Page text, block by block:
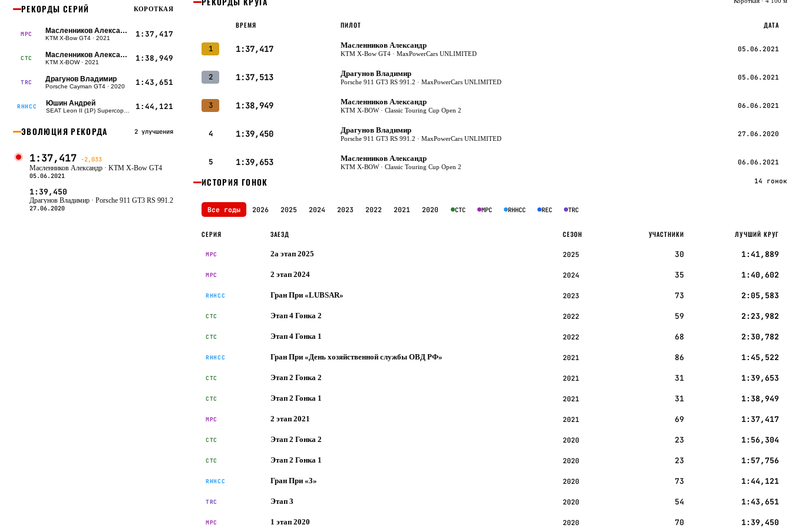
РЕКОРДЫ СЕРИЙ КОРОТКАЯ
MPC Масленников Александр
KTM X-Bow GT4 · 2021 1:37,417
CTC Масленников Александр
KTM X-BOW · 2021 1:38,949
TRC Драгунов Владимир
Porsche Cayman GT4 · 2020 1:43,651
RHHCC Юшин Андрей
SEAT Leon II (1P) Supercopa DSG · 2020
1:44,121
ЭВОЛЮЦИЯ РЕКОРДА 2 улучшения
1:37,417 −2,033
Масленников Александр · KTM X-Bow GT4
05.06.2021
1:39,450
Драгунов Владимир · Porsche 911 GT3 RS 991.2
27.06.2020
ВРЕМЯ ПИЛОТ ДАТА
1 1:37,417 Масленников Александр
KTM X-Bow GT4 · MaxPowerCars UNLIMITED
05.06.2021
2 1:37,513 Драгунов Владимир
Porsche 911 GT3 RS 991.2 · MaxPowerCars UNLIMITED
05.06.2021
3 1:38,949 Масленников Александр
KTM X-BOW · Classic Touring Cup Open 2
06.06.2021
4 1:39,450 Драгунов Владимир
Porsche 911 GT3 RS 991.2 · MaxPowerCars UNLIMITED
27.06.2020
5 1:39,653 Масленников Александр
KTM X-BOW · Classic Touring Cup Open 2
06.06.2021
ИСТОРИЯ ГОНОК 14 гонок
Все годы 2026 2025 2024 2023 2022 2021 2020 CTC MPC RHHCC REC TRC
СЕРИЯ ЗАЕЗД СЕЗОН УЧАСТНИКИ ЛУЧШИЙ КРУГ
MPC 2а этап 2025 2025 30 1:41,889
MPC 2 этап 2024 2024 35 1:40,602
RHHCC Гран При «LUBSAR» 2023 73 2:05,583
CTC Этап 4 Гонка 2 2022 59 2:23,982
CTC Этап 4 Гонка 1 2022 68 2:30,782
RHHCC Гран При «День хозяйственной службы ОВД РФ» 2021 86 1:45,522
CTC Этап 2 Гонка 2 2021 31 1:39,653
CTC Этап 2 Гонка 1 2021 31 1:38,949
MPC 2 этап 2021 2021 69 1:37,417
CTC Этап 2 Гонка 2 2020 23 1:56,304
CTC Этап 2 Гонка 1 2020 23 1:57,756
RHHCC Гран При «3» 2020 73 1:44,121
TRC Этап 3 2020 54 1:43,651
MPC 1 этап 2020 2020 70 1:39,450